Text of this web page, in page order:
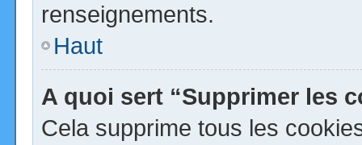
renseignements.
Haut
A quoi sert “Supprimer les
Cela supprime tous les